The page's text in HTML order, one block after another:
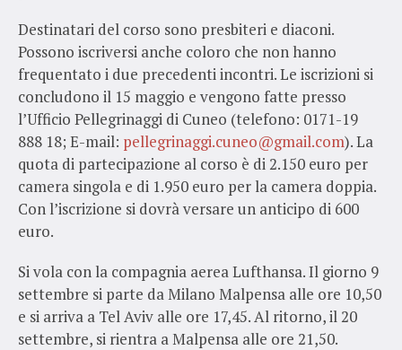
Destinatari del corso sono presbiteri e diaconi.
Possono iscriversi anche coloro che non hanno
frequentato i due precedenti incontri. Le iscrizioni si
concludono il 15 maggio e vengono fatte presso
l’Ufficio Pellegrinaggi di Cuneo (telefono: 0171-19
888 18; E-mail: pellegrinaggi.cuneo@gmail.com). La
quota di partecipazione al corso è di 2.150 euro per
camera singola e di 1.950 euro per la camera doppia.
Con l’iscrizione si dovrà versare un anticipo di 600
euro.
Si vola con la compagnia aerea Lufthansa. Il giorno 9
settembre si parte da Milano Malpensa alle ore 10,50
e si arriva a Tel Aviv alle ore 17,45. Al ritorno, il 20
settembre, si rientra a Malpensa alle ore 21,50.